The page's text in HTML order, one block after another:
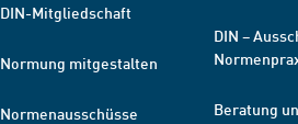
DIN-Mitgliedschaft
Normung mitgestalten
Normenausschüsse
DIN –
Beratung